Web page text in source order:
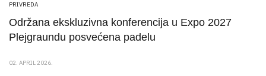
PRIVREDA
Održana ekskluzivna konferencija u Expo 2027
Plejgraundu posvećena padelu
02. APRIL 2026.